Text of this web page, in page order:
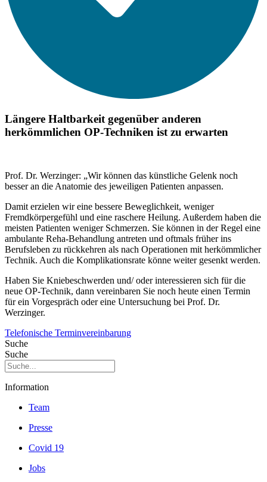
Längere Haltbarkeit gegenüber anderen
herkömmlichen OP-Techniken ist zu erwarten
Prof. Dr. Werzinger: „Wir können das künstliche Gelenk noch
besser an die Anatomie des jeweiligen Patienten anpassen.
Damit erzielen wir eine bessere Beweglichkeit, weniger
Fremdkörpergefühl und eine raschere Heilung. Außerdem haben die
meisten Patienten weniger Schmerzen. Sie können in der Regel eine
ambulante Reha-Behandlung antreten und oftmals früher ins
Berufsleben zu rückkehren als nach Operationen mit herkömmlicher
Technik. Auch die Komplikationsrate könne weiter gesenkt werden.
Haben Sie Kniebeschwerden und/ oder interessieren sich für die
neue OP-Technik, dann vereinbaren Sie noch heute einen Termin
für ein Vorgespräch oder eine Untersuchung bei Prof. Dr.
Werzinger.
Telefonische Terminvereinbarung
Suche
Suche
Information
Team
Presse
Covid 19
Jobs